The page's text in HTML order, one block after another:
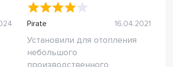
Pirate 16.04.2021
Установили для отопления
небольшого
производственного